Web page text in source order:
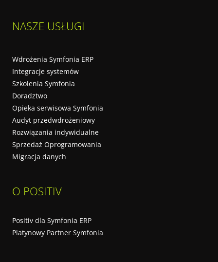
NASZE USŁUGI
Wdrożenia Symfonia ERP
Integracje systemów
Szkolenia Symfonia
Doradztwo
Opieka serwisowa Symfonia
Audyt przedwdrożeniowy
Rozwiązania indywidualne
Sprzedaż Oprogramowania
Migracja danych
O POSITIV
Positiv dla Symfonia ERP
Platynowy Partner Symfonia